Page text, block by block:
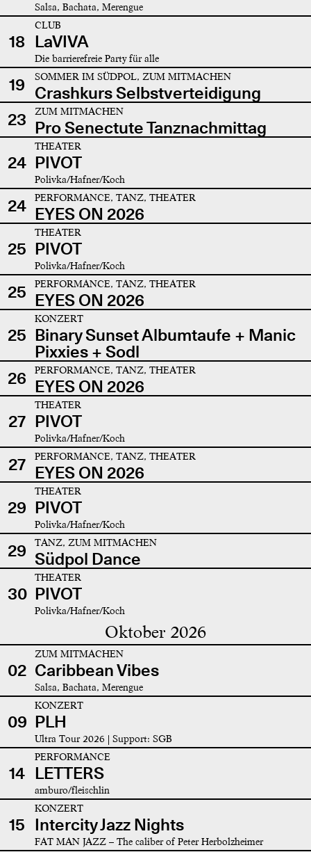
Salsa, Bachata, Merengue
18
CLUB
LaVIVA
Die barrierefreie Party für alle
19 SOMMER IM SÜDPOL, ZUM MITMACHEN
Crashkurs Selbstverteidigung
23
ZUM MITMACHEN
Pro Senectute Tanznachmittag
24
THEATER
PIVOT
Polivka/Hafner/Koch
24 PERFORMANCE, TANZ, THEATER
EYES ON 2026
25
THEATER
PIVOT
Polivka/Hafner/Koch
25 PERFORMANCE, TANZ, THEATER
EYES ON 2026
25
KONZERT
Binary Sunset Albumtaufe + Manic
Pixxies + Sodl
26
PERFORMANCE, TANZ, THEATER
EYES ON 2026
27
THEATER
PIVOT
Polivka/Hafner/Koch
27 PERFORMANCE, TANZ, THEATER
EYES ON 2026
29
THEATER
PIVOT
Polivka/Hafner/Koch
29 TANZ, ZUM MITMACHEN
Südpol Dance
30
THEATER
PIVOT
Polivka/Hafner/Koch
Oktober 2026
02
ZUM MITMACHEN
Caribbean Vibes
Salsa, Bachata, Merengue
09
KONZERT
PLH
Ultra Tour 2026 | Support: SGB
14
PERFORMANCE
LETTERS
amburo/fleischlin
15
KONZERT
Intercity Jazz Nights
FAT MAN JAZZ – The caliber of Peter Herbolzheimer